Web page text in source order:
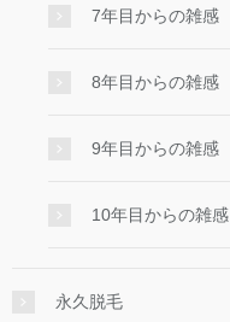
7年目からの雑感
8年目からの雑感
9年目からの雑感
10年目からの雑感
永久脱毛